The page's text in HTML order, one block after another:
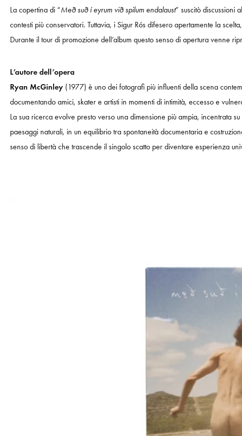
La copertina di “Með suð í eyrum við spilum endalaust” suscitò discussioni
contesti più conservatori. Tuttavia, i Sigur Rós difesero apertamente la
Durante il tour di promozione dell’album questo senso di apertura venne
L’autore dell’opera
Ryan McGinley (1977) è uno dei fotografi più influenti della scena
documentando amici, skater e artisti in momenti di intimità, eccesso e
La sua ricerca evolve presto verso una dimensione più ampia, incentrata
paesaggi naturali, in un equilibrio tra spontaneità documentaria e
senso di libertà che trascende il singolo scatto per diventare esperienza